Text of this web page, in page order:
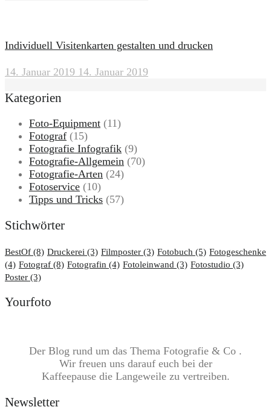
Individuell Visitenkarten gestalten und drucken
14. Januar 2019 14. Januar 2019
Kategorien
Foto-Equipment (11)
Fotograf (15)
Fotografie Infografik (9)
Fotografie-Allgemein (70)
Fotografie-Arten (24)
Fotoservice (10)
Tipps und Tricks (57)
Stichwörter
BestOf (8) Druckerei (3) Filmposter (3) Fotobuch (5) Fotogeschenke
(4) Fotograf (8) Fotografin (4) Fotoleinwand (3) Fotostudio (3)
Poster (3)
Yourfoto
Der Blog rund um das Thema Fotografie & Co .
Wir freuen uns darauf euch bei der
Kaffeepause die Langeweile zu vertreiben.
Newsletter